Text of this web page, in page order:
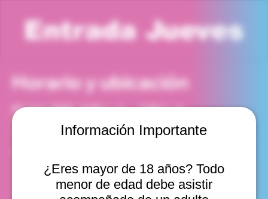
Información Importante
¿Eres mayor de 18 años? Todo
menor de edad debe asistir
Entrada Jueves
Horario y ubicación
21 may 2026, 6:00 p. m. – 7:00 p. m.
Viña del Mar, Cam. Internacional 2440, Viña del Mar,
Valparaíso, Chile
jue, 13 ago, 10:00 a. m.
jue, 13 ago, 11:00 a. m.
jue, 13 ago, 12:00 p. m.